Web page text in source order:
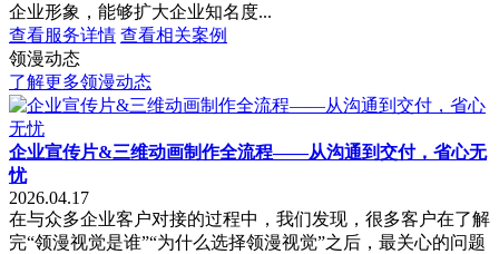
企业形象，能够扩大企业知名度...
查看服务详情 查看相关案例
领漫动态
了解更多领漫动态
企业宣传片&三维动画制作全流程——从沟通到交付，省心无
忧
2026.04.17
在与众多企业客户对接的过程中，我们发现，很多客户在了解
完“领漫视觉是谁”“为什么选择领漫视觉”之后，最关心的问题